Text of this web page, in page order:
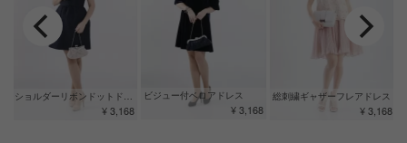
ビジュー付ベロアドレス
¥ 3,168
総刺繍ギャザーフレアドレス
¥ 3,168
¥ 3,168